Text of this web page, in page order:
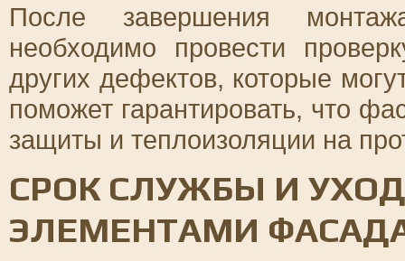
После завершения
необходимо провести
других дефектов, которые
поможет гарантировать, что
защиты и теплоизоляции на
СРОК СЛУЖБЫ И
ЭЛЕМЕНТАМИ